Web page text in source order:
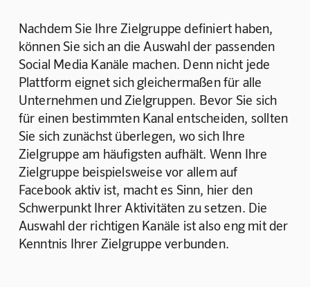
Nachdem Sie Ihre Zielgruppe definiert haben,
können Sie sich an die Auswahl der passenden
Social Media Kanäle machen. Denn nicht jede
Plattform eignet sich gleichermaßen für alle
Unternehmen und Zielgruppen. Bevor Sie sich
für einen bestimmten Kanal entscheiden, sollten
Sie sich zunächst überlegen, wo sich Ihre
Zielgruppe am häufigsten aufhält. Wenn Ihre
Zielgruppe beispielsweise vor allem auf
Facebook aktiv ist, macht es Sinn, hier den
Schwerpunkt Ihrer Aktivitäten zu setzen. Die
Auswahl der richtigen Kanäle ist also eng mit der
Kenntnis Ihrer Zielgruppe verbunden.